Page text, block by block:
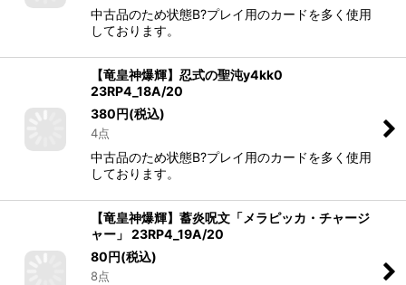
中古品のため状態B?プレイ用のカードを多く使用
しております。
【竜皇神爆輝】忍式の聖沌y4kk0
23RP4_18A/20
380円(税込)
4点
中古品のため状態B?プレイ用のカードを多く使用
しております。
【竜皇神爆輝】蓄炎呪文「メラピッカ・チャージ
ャー」 23RP4_19A/20
80円(税込)
8点